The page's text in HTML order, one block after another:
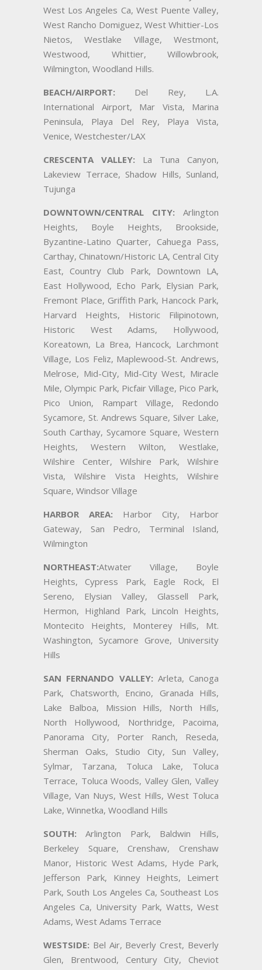
West Los Angeles Ca, West Puente Valley,
West Rancho Domiguez, West Whittier-Los
Nietos, Westlake Village, Westmont,
Westwood, Whittier, Willowbrook,
Wilmington, Woodland Hills.
BEACH/AIRPORT: Del Rey, L.A.
International Airport, Mar Vista, Marina
Peninsula, Playa Del Rey, Playa Vista,
Venice, Westchester/LAX
CRESCENTA VALLEY: La Tuna Canyon,
Lakeview Terrace, Shadow Hills, Sunland,
Tujunga
DOWNTOWN/CENTRAL CITY: Arlington
Heights, Boyle Heights, Brookside,
Byzantine-Latino Quarter, Cahuega Pass,
Carthay, Chinatown/Historic LA, Central City
East, Country Club Park, Downtown LA,
East Hollywood, Echo Park, Elysian Park,
Fremont Place, Griffith Park, Hancock Park,
Harvard Heights, Historic Filipinotown,
Historic West Adams, Hollywood,
Koreatown, La Brea, Hancock, Larchmont
Village, Los Feliz, Maplewood-St. Andrews,
Melrose, Mid-City, Mid-City West, Miracle
Mile, Olympic Park, Picfair Village, Pico Park,
Pico Union, Rampart Village, Redondo
Sycamore, St. Andrews Square, Silver Lake,
South Carthay, Sycamore Square, Western
Heights, Western Wilton, Westlake,
Wilshire Center, Wilshire Park, Wilshire
Vista, Wilshire Vista Heights, Wilshire
Square, Windsor Village
HARBOR AREA: Harbor City, Harbor
Gateway, San Pedro, Terminal Island,
Wilmington
NORTHEAST:Atwater Village, Boyle
Heights, Cypress Park, Eagle Rock, El
Sereno, Elysian Valley, Glassell Park,
Hermon, Highland Park, Lincoln Heights,
Montecito Heights, Monterey Hills, Mt.
Washington, Sycamore Grove, University
Hills
SAN FERNANDO VALLEY: Arleta, Canoga
Park, Chatsworth, Encino, Granada Hills,
Lake Balboa, Mission Hills, North Hills,
North Hollywood, Northridge, Pacoima,
Panorama City, Porter Ranch, Reseda,
Sherman Oaks, Studio City, Sun Valley,
Sylmar, Tarzana, Toluca Lake, Toluca
Terrace, Toluca Woods, Valley Glen, Valley
Village, Van Nuys, West Hills, West Toluca
Lake, Winnetka, Woodland Hills
SOUTH: Arlington Park, Baldwin Hills,
Berkeley Square, Crenshaw, Crenshaw
Manor, Historic West Adams, Hyde Park,
Jefferson Park, Kinney Heights, Leimert
Park, South Los Angeles Ca, Southeast Los
Angeles Ca, University Park, Watts, West
Adams, West Adams Terrace
WESTSIDE: Bel Air, Beverly Crest, Beverly
Glen, Brentwood, Century City, Cheviot